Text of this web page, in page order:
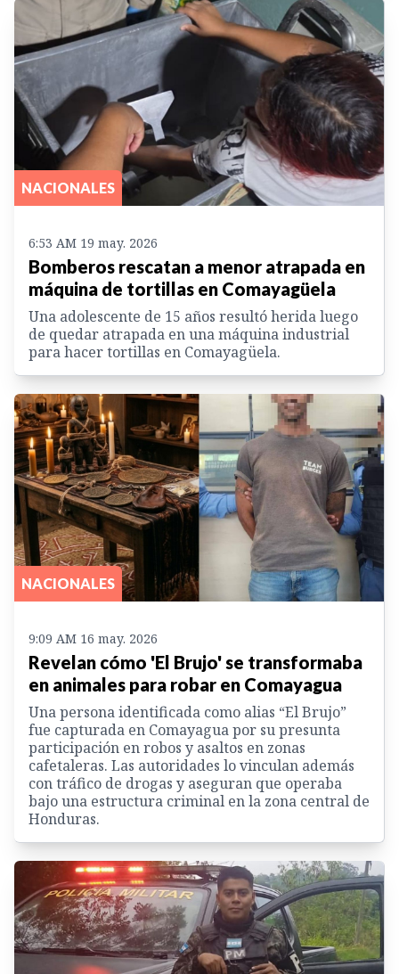
NACIONALES
6:53 AM 19 may. 2026
Bomberos rescatan a menor atrapada en
máquina de tortillas en Comayagüela
Una adolescente de 15 años resultó herida luego
de quedar atrapada en una máquina industrial
para hacer tortillas en Comayagüela.
NACIONALES
9:09 AM 16 may. 2026
Revelan cómo 'El Brujo' se transformaba
en animales para robar en Comayagua
Una persona identificada como alias “El Brujo”
fue capturada en Comayagua por su presunta
participación en robos y asaltos en zonas
cafetaleras. Las autoridades lo vinculan además
con tráfico de drogas y aseguran que operaba
bajo una estructura criminal en la zona central de
Honduras.